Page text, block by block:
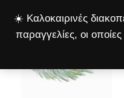
☀️ Καλοκαιρινές
παραγγελίες, οι
περιεχόμενο